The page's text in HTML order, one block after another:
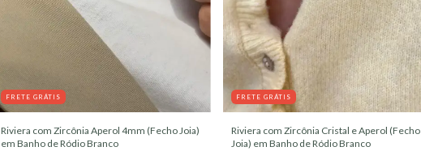
FRETE GRÁTIS
Riviera com Zircônia Aperol 4mm (Fecho Joia)
em Banho de Ródio Branco
FRETE GRÁTIS
Riviera com Zircônia Cristal e Aperol (Fecho
Joia) em Banho de Ródio Branco